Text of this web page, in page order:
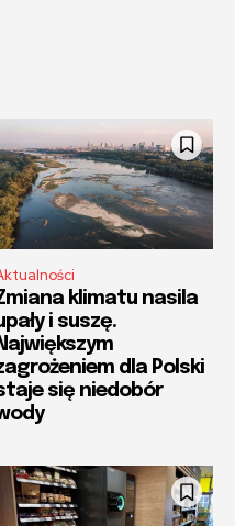
klimatu nasila
i suszę.
dla Polski
się niedobór